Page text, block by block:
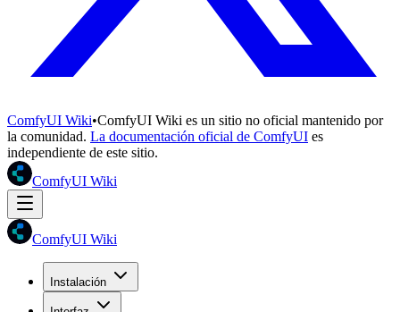
ComfyUI Wiki•ComfyUI Wiki es un sitio no oficial mantenido por
la comunidad. La documentación oficial de ComfyUI es
independiente de este sitio.
ComfyUI Wiki
ComfyUI Wiki
Instalación